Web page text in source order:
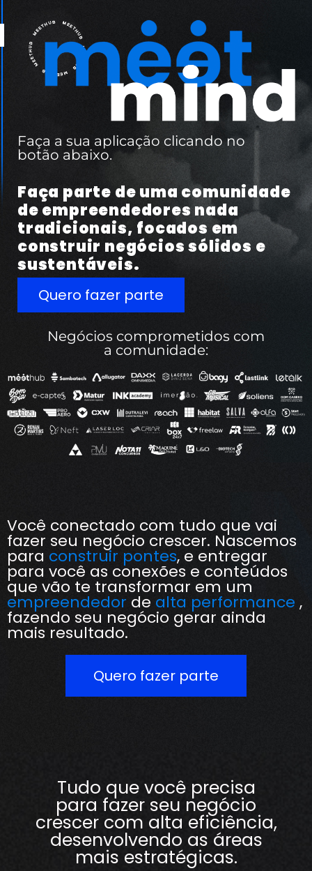
Faça a sua aplicação clicando no
botão abaixo.
Faça parte de uma comunidade
de empreendedores nada
tradicionais, focados em
construir negócios sólidos e
sustentáveis.
Quero fazer parte
Negócios comprometidos com
a comunidade:
Você conectado com tudo que vai
fazer seu negócio crescer. Nascemos
para construir pontes, e entregar
para você as conexões e conteúdos
que vão te transformar em um
empreendedor de alta performance ,
fazendo seu negócio gerar ainda
mais resultado.
Quero fazer parte
Tudo que você precisa
para fazer seu negócio
crescer com alta eficiência,
desenvolvendo as áreas
mais estratégicas.